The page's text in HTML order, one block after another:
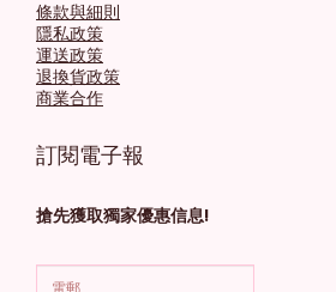
條款與細則
隱私政策
運送政策
退換貨政策
商業合作
訂閱電子報
搶先獲取獨家優惠信息!